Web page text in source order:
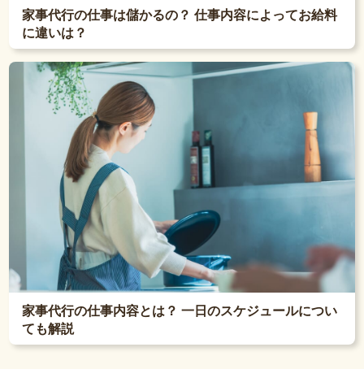
家事代行の仕事は儲かるの？ 仕事内容によってお給料
に違いは？
家事代行の仕事内容とは？ 一日のスケジュールについ
ても解説